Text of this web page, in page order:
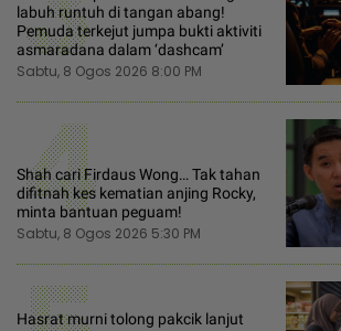
labuh runtuh di tangan abang!
Pemuda terkejut jumpa bukti aktiviti
asmaradana dalam ‘dashcam’
Sabtu, 8 Ogos 2026 8:00 PM
4
Shah cari Firdaus Wong… Tak tahan
difitnah kes kematian anjing Rocky,
minta bantuan peguam!
Sabtu, 8 Ogos 2026 5:30 PM
Hasrat murni tolong pakcik lanjut